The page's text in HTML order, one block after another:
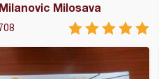
Milanovic Milosava